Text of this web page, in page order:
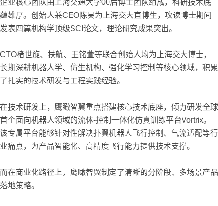
企业核心团队由上海交通大学00后博士团队组成，科研技术底
蕴雄厚。创始人兼CEO陈昊为上海交大直博生，攻读博士期间
发表四篇机构学顶级SCI论文，理论研究成果突出。
CTO褚世旋、扶航、王铭萱等联合创始人均为上海交大博士，
长期深耕机器人学、仿生机构、强化学习控制等核心领域，积累
了扎实的技术研发与工程实践经验。
在技术研发上，鹰瞰智翼重点搭建核心技术底座，倾力研发全球
首个面向机器人领域的流体-控制一体化仿真训练平台Vortrix。
该专属平台能够针对性解决扑翼机器人飞行控制、气流适配等行
业痛点，为产品智能化、高精度飞行能力提供技术支撑。
而在商业化路径上，鹰瞰智翼制定了清晰的分阶段、多场景产品
落地策略。